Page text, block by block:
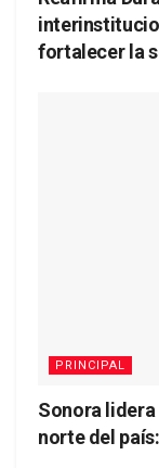
fortalecer la
PRINCIPAL
Sonora
norte del